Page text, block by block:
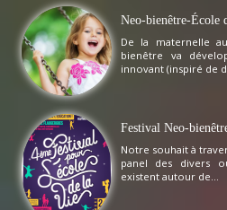
Neo-bienêtre-École
De la maternelle
bienêtre va
innovant (inspiré de
Festival Neo-
Notre souhait à
panel des divers
existent autour de...